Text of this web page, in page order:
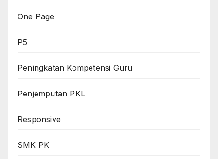
One Page
P5
Peningkatan Kompetensi Guru
Penjemputan PKL
Responsive
SMK PK